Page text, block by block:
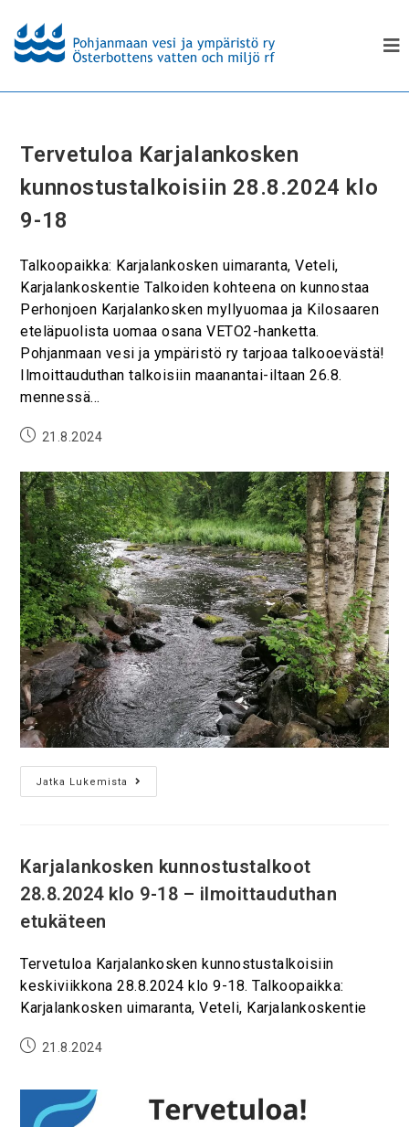
Tervetuloa Karjalankosken
kunnostustalkoisiin 28.8.2024 klo
9-18
Talkoopaikka: Karjalankosken uimaranta, Veteli,
Karjalankoskentie Talkoiden kohteena on kunnostaa
Perhonjoen Karjalankosken myllyuomaa ja Kilosaaren
eteläpuolista uomaa osana VETO2-hanketta.
Pohjanmaan vesi ja ympäristö ry tarjoaa talkooevästä!
Ilmoittauduthan talkoisiin maanantai-iltaan 26.8.
mennessä…
21.8.2024
Jatka Lukemista
Karjalankosken kunnostustalkoot
28.8.2024 klo 9-18 – ilmoittauduthan
etukäteen
Tervetuloa Karjalankosken kunnostustalkoisiin
keskiviikkona 28.8.2024 klo 9-18. Talkoopaikka:
Karjalankosken uimaranta, Veteli, Karjalankoskentie
21.8.2024